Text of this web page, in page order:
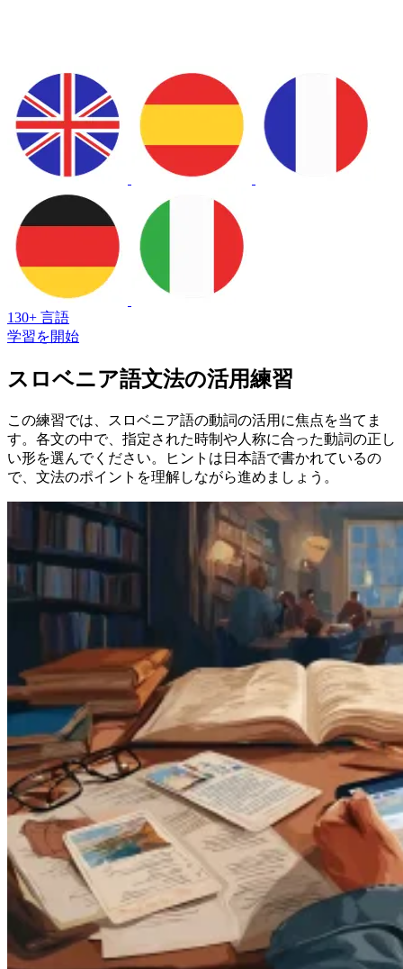
130+ 言語
学習を開始
スロベニア語文法の活用練習
この練習では、スロベニア語の動詞の活用に焦点を当てま
す。各文の中で、指定された時制や人称に合った動詞の正し
い形を選んでください。ヒントは日本語で書かれているの
で、文法のポイントを理解しながら進めましょう。